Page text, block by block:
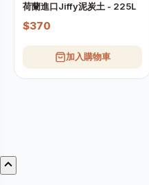
荷蘭進口Jiffy泥炭土 - 225L
$370
加入購物車